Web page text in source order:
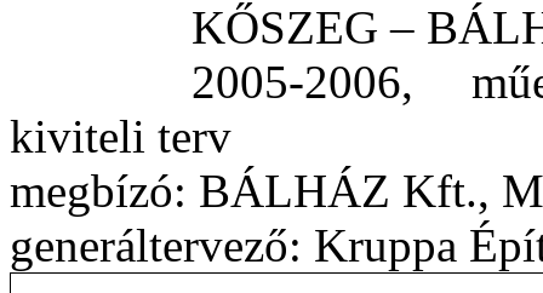
KŐSZEG –
2005-2006,
kiviteli terv
megbízó: BÁLHÁZ Kft.,
generáltervező: Kruppa